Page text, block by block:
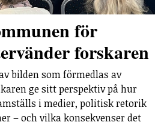
för
forskaren
bilden som förmedlas av
ge sitt perspektiv på hur
i medier, politisk retorik
– och vilka konsekvenser det